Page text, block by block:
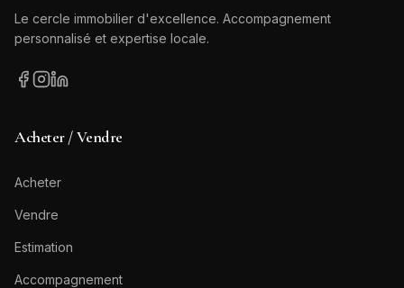
Le cercle immobilier d'excellence. Accompagnement
personnalisé et expertise locale.
Acheter / Vendre
Acheter
Vendre
Estimation
Accompagnement